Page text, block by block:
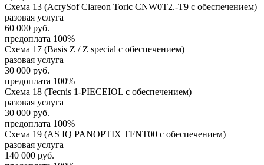
Схема 13 (AcrySof Clareon Toric CNW0T2.-T9 с обеспечением)
разовая услуга
60 000 руб.
предоплата 100%
Схема 17 (Basis Z / Z special с обеспечением)
разовая услуга
30 000 руб.
предоплата 100%
Схема 18 (Tecnis 1-PIECEIOL с обеспечением)
разовая услуга
30 000 руб.
предоплата 100%
Схема 19 (AS IQ PANOPTIX TFNT00 с обеспечением)
разовая услуга
140 000 руб.